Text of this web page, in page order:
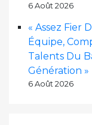
6 Août 2026
« Assez Fier
Équipe,
Talents Du
Génération »
6 Août 2026